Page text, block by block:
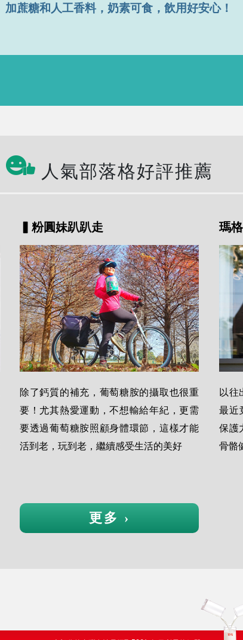
加蔗糖和人工香料，奶素可食，飲用好安心！
人氣部落格好評推薦
▍粉圓妹趴趴走
除了鈣質的補充，葡萄糖胺的攝取也很重
要！尤其熱愛運動，不想輸給年紀，更需
要透過葡萄糖胺照顧身體環節，這樣才能
活到老，玩到老，繼續感受生活的美好
瑪
以往
最近
保護
骨骼
更多 ›